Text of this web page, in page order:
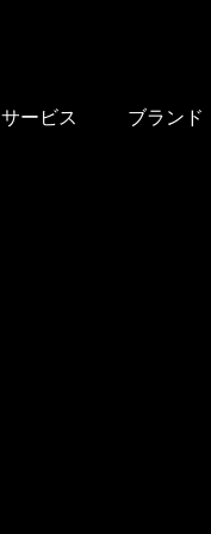
サービス ブランド